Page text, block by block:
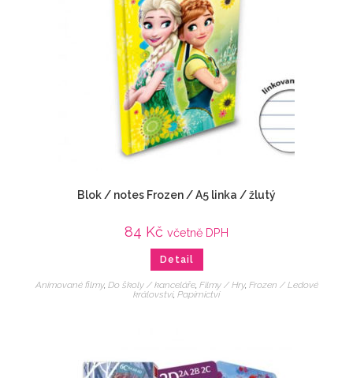
Blok / notes Frozen / A5 linka / žlutý
84 Kč včetně DPH
Detail
Animované filmy, Do školy / kanceláře, Filmy / Hry, Frozen / Ledové
království, Papírnictví